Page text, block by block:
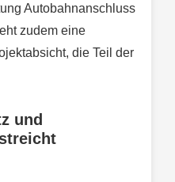
Autobahnanschluss
zudem eine
die Teil der
und